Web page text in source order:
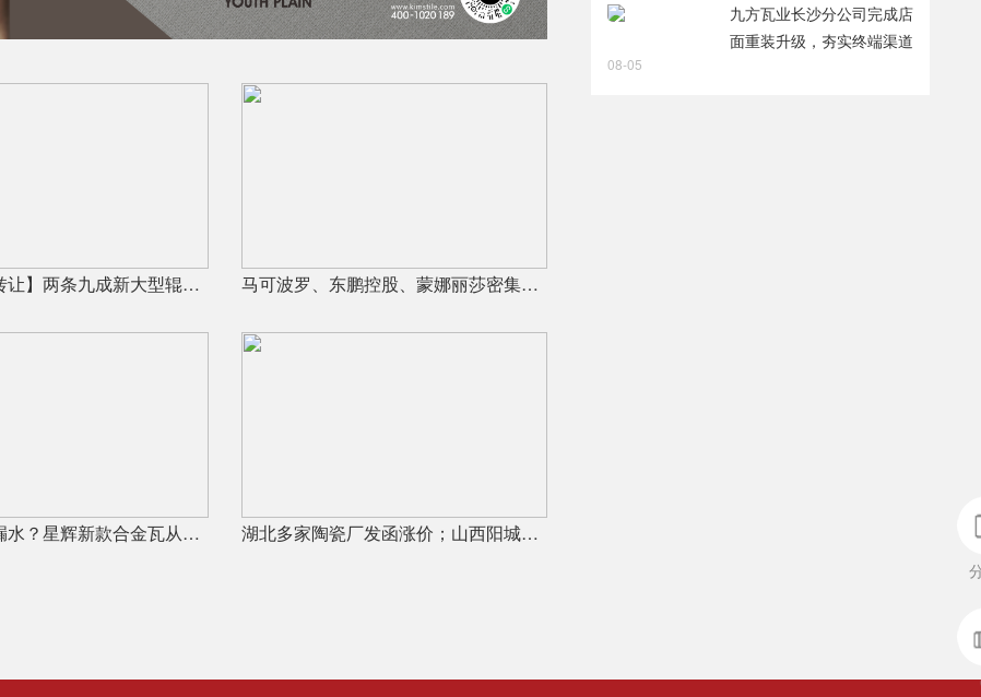
【整厂设备转让】两条九成新大型辊道窑 马可波罗、东鹏控股、蒙娜丽莎密集发布公告，合计新获28项专利
屋面瓦开裂漏水？星辉新款合金瓦从源头解决 湖北多家陶瓷厂发函涨价；山西阳城现有15家陶瓷厂，过去两年火热技改
九方瓦业长沙分公司完成店
面重装升级，夯实终端渠道
08-05